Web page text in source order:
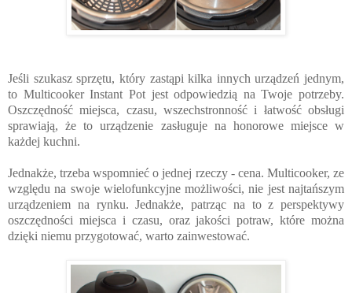
Jeśli szukasz sprzętu, który zastąpi kilka innych urządzeń jednym,
to Multicooker Instant Pot jest odpowiedzią na Twoje potrzeby.
Oszczędność miejsca, czasu, wszechstronność i łatwość obsługi
sprawiają, że to urządzenie zasługuje na honorowe miejsce w
każdej kuchni.
Jednakże, trzeba wspomnieć o jednej rzeczy - cena. Multicooker, ze
względu na swoje wielofunkcyjne możliwości, nie jest najtańszym
urządzeniem na rynku. Jednakże, patrząc na to z perspektywy
oszczędności miejsca i czasu, oraz jakości potraw, które można
dzięki niemu przygotować, warto zainwestować.